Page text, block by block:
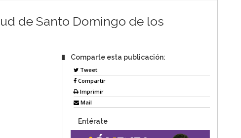
de Santo Domingo de los
Comparte esta publicación:
Tweet
Compartir
Imprimir
Mail
Entérate